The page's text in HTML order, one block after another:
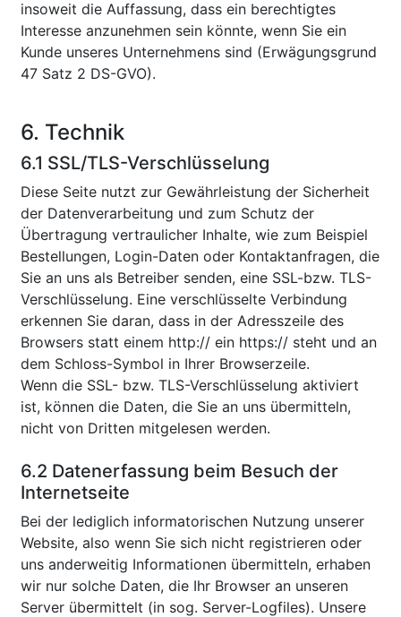
insoweit die Auffassung, dass ein berechtigtes
Interesse anzunehmen sein könnte, wenn Sie ein
Kunde unseres Unternehmens sind (Erwägungsgrund
47 Satz 2 DS-GVO).
6. Technik
6.1 SSL/TLS-Verschlüsselung
Diese Seite nutzt zur Gewährleistung der Sicherheit
der Datenverarbeitung und zum Schutz der
Übertragung vertraulicher Inhalte, wie zum Beispiel
Bestellungen, Login-Daten oder Kontaktanfragen, die
Sie an uns als Betreiber senden, eine SSL-bzw. TLS-
Verschlüsselung. Eine verschlüsselte Verbindung
erkennen Sie daran, dass in der Adresszeile des
Browsers statt einem http:// ein https:// steht und an
dem Schloss-Symbol in Ihrer Browserzeile.
Wenn die SSL- bzw. TLS-Verschlüsselung aktiviert
ist, können die Daten, die Sie an uns übermitteln,
nicht von Dritten mitgelesen werden.
6.2 Datenerfassung beim Besuch der
Internetseite
Bei der lediglich informatorischen Nutzung unserer
Website, also wenn Sie sich nicht registrieren oder
uns anderweitig Informationen übermitteln, erhaben
wir nur solche Daten, die Ihr Browser an unseren
Server übermittelt (in sog. Server-Logfiles). Unsere